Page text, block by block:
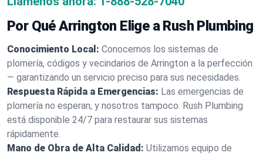
Por Qué Arrington Elige a Rush Plumbing
Conocimiento Local: Conocemos los sistemas de
plomería, códigos y vecindarios de Arrington a la perfección
— garantizando un servicio preciso para sus necesidades.
Respuesta Rápida a Emergencias: Las emergencias de
plomería no esperan, y nosotros tampoco. Rush Plumbing
está disponible 24/7 para restaurar sus sistemas
rápidamente.
Mano de Obra de Alta Calidad: Utilizamos equipo de